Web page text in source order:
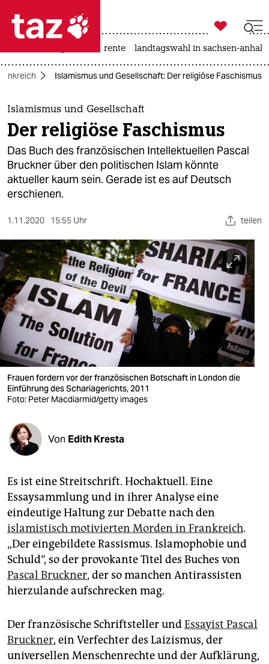
 taz zahl ich
taz zahl ich
themen
politik
öko
gesellschaft
kultur
sport
berlin
nord
wahrheit
verlag
verlag
veranstaltungen
shop
fragen & hilfe
abo
genossenschaft
epaper login

taz zahl ich
rente landtagswahl in sachsen-anhalt
Islamismus und Gesellschaft: Der religiöse Faschismus
Islamismus und Gesellschaft
Der religiöse Faschismus
Das Buch des französischen Intellektuellen Pascal
Bruckner über den politischen Islam könnte
aktueller kaum sein. Gerade ist es auf Deutsch
erschienen.
1.11.2020 15:55 Uhr teilen
Frauen fordern vor der französischen Botschaft in London die
Einführung des Schariagerichts, 2011
Foto: Peter Macdiarmid/getty images
Von Edith Kresta
Es ist eine Streitschrift. Hochaktuell. Eine
Essaysammlung und in ihrer Analyse eine
eindeutige Haltung zur Debatte nach den
islamistisch motivierten Morden in Frankreich.
„Der eingebildete Rassismus. Islamophobie und
Schuld“, so der provokante Titel des Buches von
Pascal Bruckner, der so manchen Antirassisten
hierzulande aufschrecken mag.
Der französische Schriftsteller undEssayist Pascal
Bruckner, ein Verfechter des Laizismus, der
universellen Menschenrechte und der Aufklärung,